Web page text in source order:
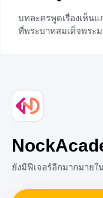
บทละครพูดเรื่องเห็น
ที่พระบาทสมเด็จพระ
ละครพูดเรื่องเห็นแ
อ้ายคำ : อ้างว่าเป็นเกล
ยังมีฟีเจอร์อีกมากมายใ